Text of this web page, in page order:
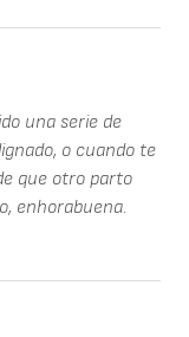
una serie de
o cuando te
que otro parto
enhorabuena.